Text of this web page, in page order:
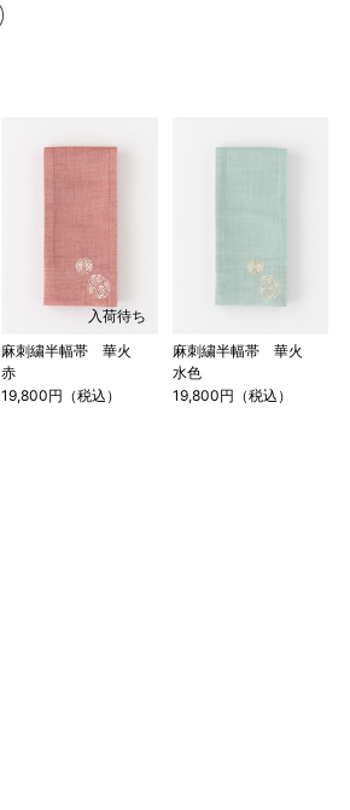
入荷待ち
麻刺繍半幅帯 華火
赤
19,800円（税込）
麻刺繍半幅帯 華火
水色
19,800円（税込）